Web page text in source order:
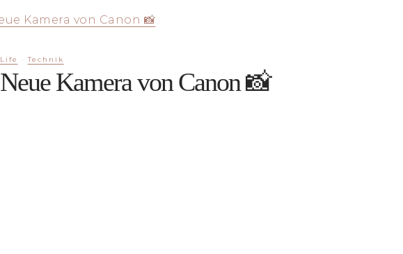
Life ·Technik
Neue Kamera von Canon 📸